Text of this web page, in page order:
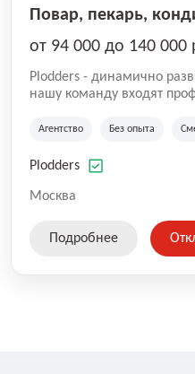
Повар, пекарь,
от 94 000 до 140 000
Plodders - динамично
нашу команду входят
на рынке аутсорсинга, а
оказываемых услуг.
Агентство Без опыта
Plodders
Москва
Подробнее